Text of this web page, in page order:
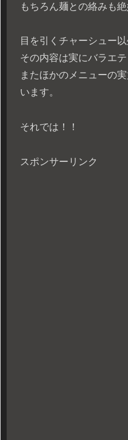
もちろん麺との絡みも絶
目を引くチャーシュー
その内容は実にバラエ
またほかのメニューの
います。
それでは！！
スポンサーリンク